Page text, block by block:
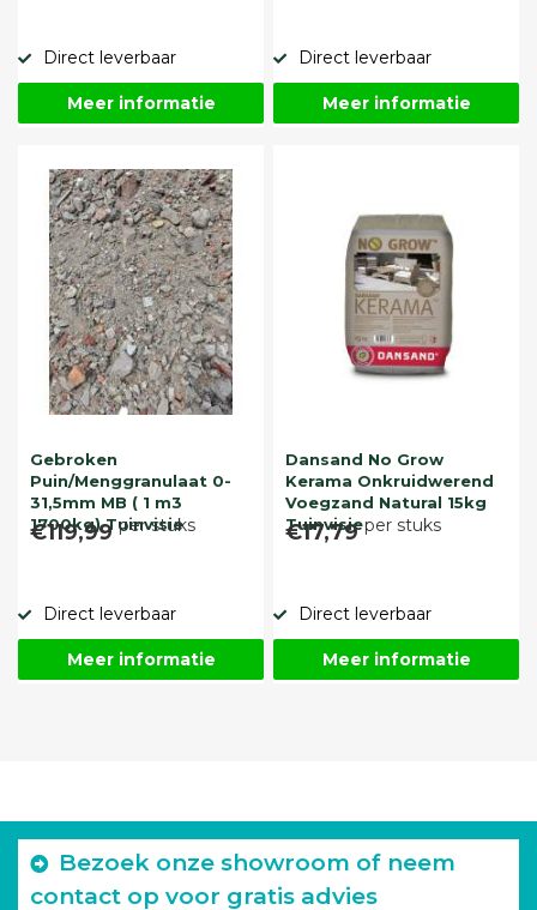
Direct leverbaar
Meer informatie
Direct leverbaar
Meer informatie
Gebroken
Puin/Menggranulaat 0-
31,5mm MB ( 1 m3
1700kg) Tuinvisie
€119,99 per stuks
Direct leverbaar
Meer informatie
Dansand No Grow
Kerama Onkruidwerend
Voegzand Natural 15kg
Tuinvisie
€17,79per stuks
Direct leverbaar
Meer informatie
Bezoek onze showroom of neem
contact op voor gratis advies